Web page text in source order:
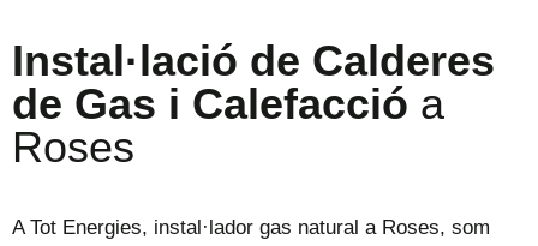
Instal·lació de Calderes
de Gas i Calefacció a
Roses
A Tot Energies, instal·lador gas natural a Roses, som